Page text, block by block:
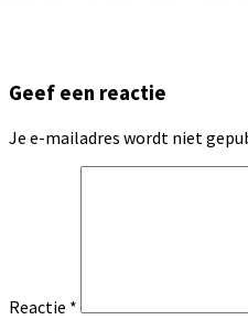
Geef een reactie
Je e-mailadres wordt niet
Reactie *